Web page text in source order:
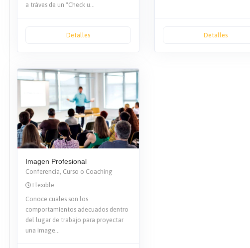
a tráves de un "Check u...
Detalles Detalles
Imagen Profesional
Conferencia, Curso o Coaching
Flexible
Conoce cuales son los
comportamientos adecuados dentro
del lugar de trabajo para proyectar
una image...